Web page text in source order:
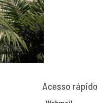
Acesso rápido